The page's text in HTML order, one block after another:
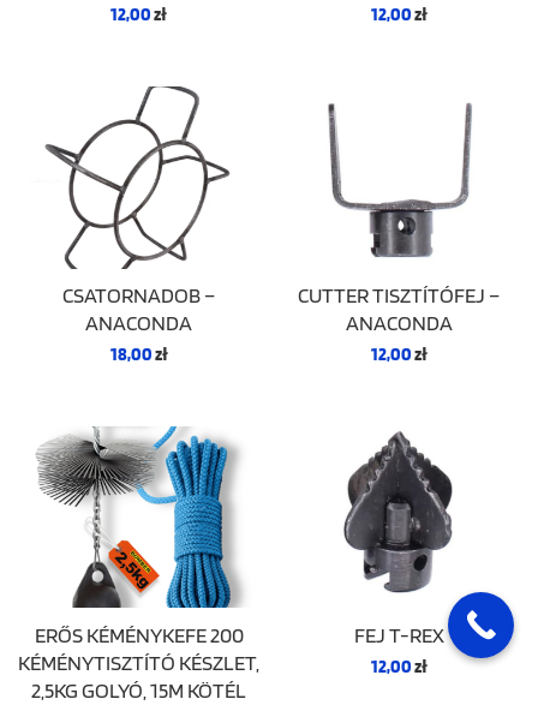
12,00zł 12,00zł
CSATORNADOB –
ANACONDA
18,00zł
CUTTER TISZTÍTÓFEJ –
ANACONDA
12,00zł
ERŐS KÉMÉNYKEFE 200
KÉMÉNYTISZTÍTÓ KÉSZLET,
2,5KG GOLYÓ, 15M KÖTÉL
FEJ T-REX
12,00zł